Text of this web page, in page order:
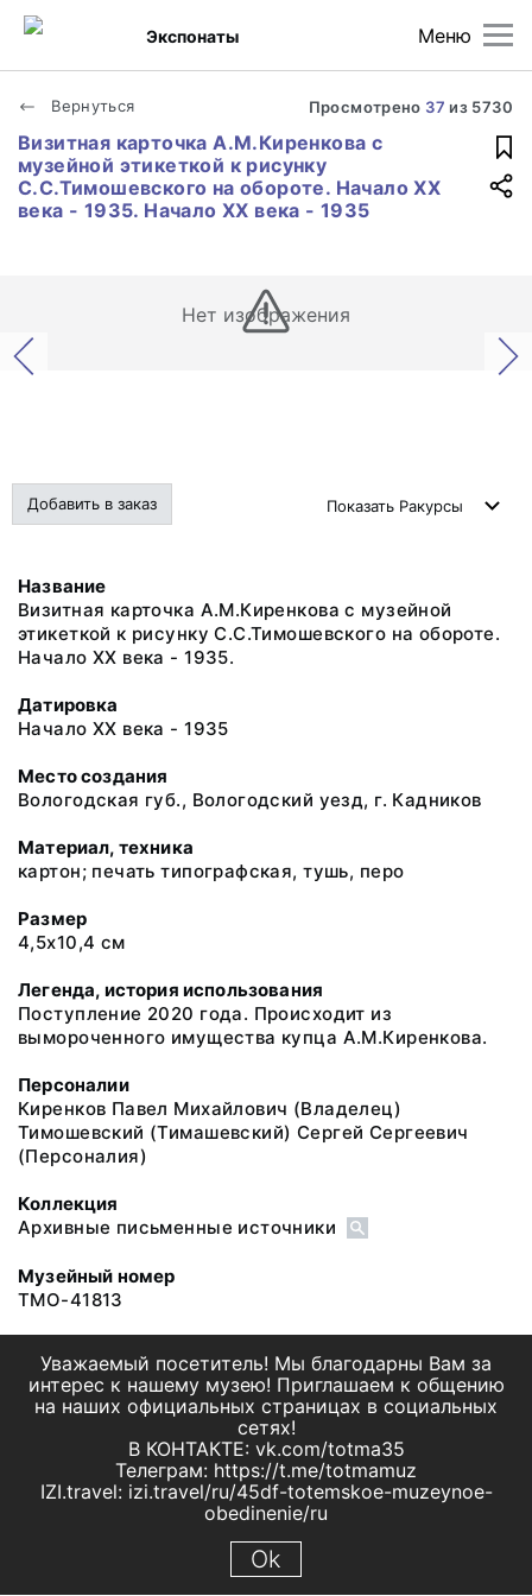
Меню
Экспонаты
Вернуться Просмотрено 37 из 5730
Визитная карточка А.М.Киренкова с
музейной этикеткой к рисунку
С.С.Тимошевского на обороте. Начало ХХ
века - 1935. Начало ХХ века - 1935
Нет изображения
Добавить в заказ Показать Ракурсы
Название
Визитная карточка А.М.Киренкова с музейной
этикеткой к рисунку С.С.Тимошевского на обороте.
Начало ХХ века - 1935.
Датировка
Начало ХХ века - 1935
Место создания
Вологодская губ., Вологодский уезд, г. Кадников
Материал, техника
картон; печать типографская, тушь, перо
Размер
4,5х10,4 см
Легенда, история использования
Поступление 2020 года. Происходит из
вымороченного имущества купца А.М.Киренкова.
Персоналии
Киренков Павел Михайлович (Владелец)
Тимошевский (Тимашевский) Сергей Сергеевич
(Персоналия)
Коллекция
Архивные письменные источники
Музейный номер
ТМО-41813
Уважаемый посетитель! Мы благодарны Вам за
интерес к нашему музею! Приглашаем к общению
на наших официальных страницах в социальных
сетях!
В КОНТАКТЕ: vk.com/totma35
Телеграм: https://t.me/totmamuz
IZI.travel: izi.travel/ru/45df-totemskoe-muzeynoe-
obedinenie/ru
Ok